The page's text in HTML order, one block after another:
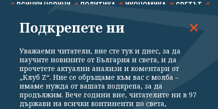
ВСИЧКИ НОВИНИ ПОЛИТИКА ИКОНОМИКА СВЕТЪТ
СПОРТ КУЛТУРА ТЕХНОЛОГИИ КАЛЕЙДОСКОП
Общи условия Политика за поверителност
Подкрепете ни
Уважаеми читатели, вие сте тук и днес, за да
научите новините от България и света, и да
прочетете актуални анализи и коментари от
„Клуб Z“. Ние се обръщаме към вас с молба –
имаме нужда от вашата подкрепа, за да
продължим. Вече години вие, читателите ни в 97
държави на всички континенти по света,